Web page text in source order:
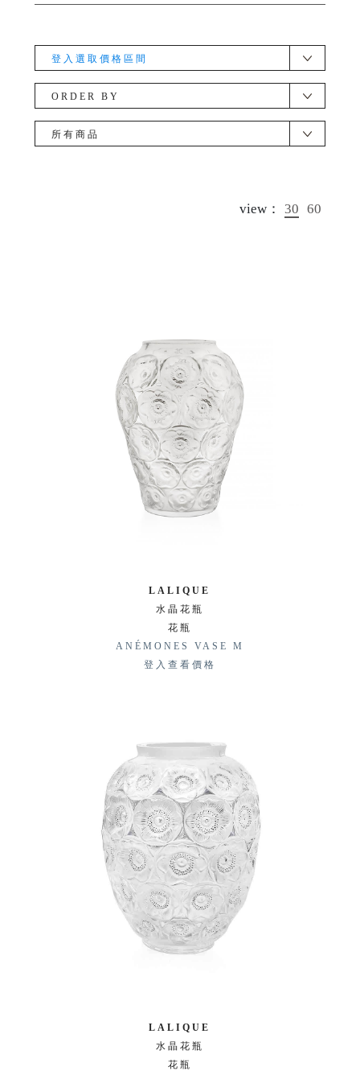
登入選取價格區間
ORDER BY
所有商品
view： 30 60
LALIQUE
水晶花瓶
花瓶
ANÉMONES VASE M
登入查看價格
LALIQUE
水晶花瓶
花瓶